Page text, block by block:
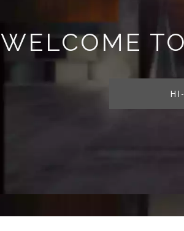
WELCOME
HI-